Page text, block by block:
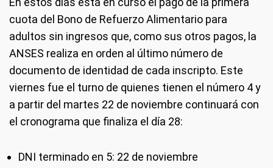
cuota del Bono de Refuerzo Alimentario para
adultos sin ingresos que, como sus otros pagos, la
ANSES realiza en orden al último número de
documento de identidad de cada inscripto. Este
viernes fue el turno de quienes tienen el número 4 y
a partir del martes 22 de noviembre continuará con
el cronograma que finaliza el día 28:
DNI terminado en 5: 22 de noviembre